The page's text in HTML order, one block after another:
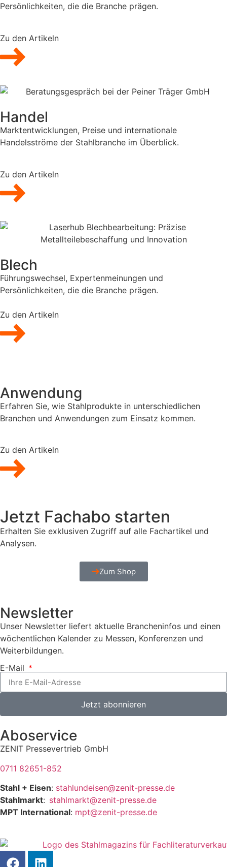
Persönlichkeiten, die die Branche prägen.
Zu den Artikeln
Handel
Marktentwicklungen, Preise und internationale
Handelsströme der Stahlbranche im Überblick.
Zu den Artikeln
Blech
Führungswechsel, Expertenmeinungen und
Persönlichkeiten, die die Branche prägen.
Zu den Artikeln
Anwendung
Erfahren Sie, wie Stahlprodukte in unterschiedlichen
Branchen und Anwendungen zum Einsatz kommen.
Zu den Artikeln
Jetzt Fachabo starten
Erhalten Sie exklusiven Zugriff auf alle Fachartikel und
Analysen.
Zum Shop
Newsletter
Unser Newsletter liefert aktuelle Brancheninfos und einen
wöchentlichen Kalender zu Messen, Konferenzen und
Weiterbildungen.
E-Mail
Jetzt abonnieren
Aboservice
ZENIT Pressevertrieb GmbH
0711 82651-852
Stahl + Eisen: stahlundeisen@zenit-presse.de
Stahlmarkt: stahlmarkt@zenit-presse.de
MPT International: mpt@zenit-presse.de